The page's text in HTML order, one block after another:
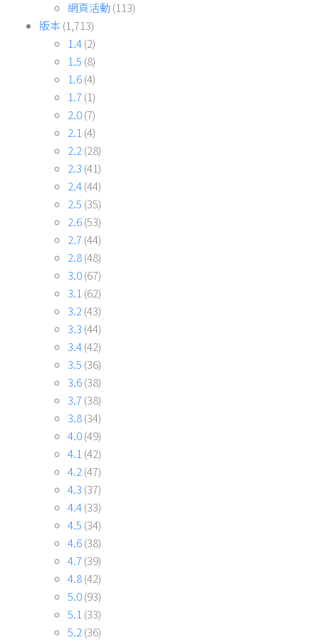
網頁活動 (113)
版本 (1,713)
1.4(2)
1.5 (8)
1.6(4)
1.7 (1)
2.0(7)
2.1 (4)
2.2 (28)
2.3 (41)
2.4(44)
2.5 (35)
2.6(53)
2.7 (44)
2.8(48)
3.0(67)
3.1 (62)
3.2 (43)
3.3 (44)
3.4(42)
3.5 (36)
3.6(38)
3.7 (38)
3.8(34)
4.0(49)
4.1 (42)
4.2 (47)
4.3 (37)
4.4(33)
4.5 (34)
4.6(38)
4.7 (39)
4.8(42)
5.0(93)
5.1 (33)
5.2 (36)